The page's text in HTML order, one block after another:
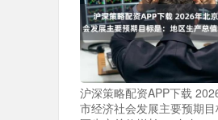
沪深策略配资APP下载
市经济社会发展主要预期